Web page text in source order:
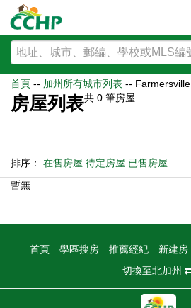
首頁 -- 加州所有城市列表 -- Farmersville
房屋列表共 0 筆房屋
排序： 在售房屋 待定房屋 已售房屋
暫無
首頁 學區搜房 推薦經紀 新建房
切換至北加州